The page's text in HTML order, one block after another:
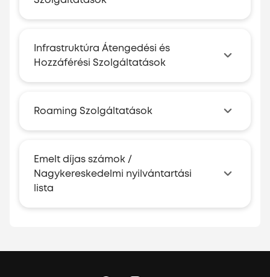
Infrastruktúra Átengedési és
Hozzáférési Szolgáltatások
Roaming Szolgáltatások
Emelt díjas számok /
Nagykereskedelmi nyilvántartási
lista